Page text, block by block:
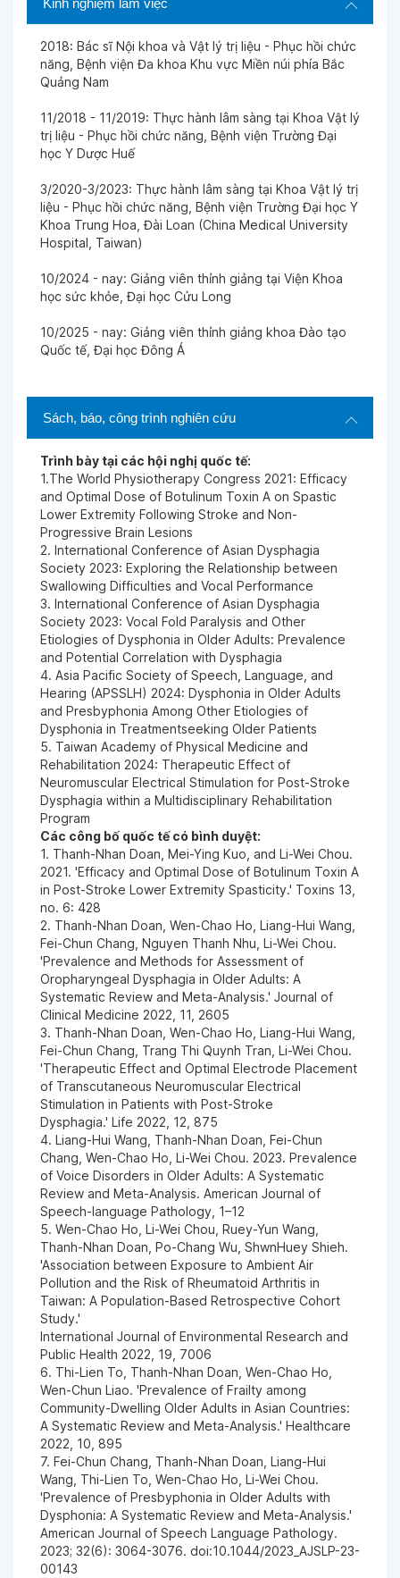
Kinh nghiệm làm việc
2018: Bác sĩ Nội khoa và Vật lý trị liệu - Phục hồi chức
năng, Bệnh viện Đa khoa Khu vực Miền núi phía Bắc
Quảng Nam
11/2018 - 11/2019: Thực hành lâm sàng tại Khoa Vật lý
trị liệu - Phục hồi chức năng, Bệnh viện Trường Đại
học Y Dược Huế
3/2020-3/2023: Thực hành lâm sàng tại Khoa Vật lý trị
liệu - Phục hồi chức năng, Bệnh viện Trường Đại học Y
Khoa Trung Hoa, Đài Loan (China Medical University
Hospital, Taiwan)
10/2024 - nay: Giảng viên thỉnh giảng tại Viện Khoa
học sức khỏe, Đại học Cửu Long
10/2025 - nay: Giảng viên thỉnh giảng khoa Đào tạo
Quốc tế, Đại học Đông Á
Sách, báo, công trình nghiên cứu
Trình bày tại các hội nghị quốc tế:
1.The World Physiotherapy Congress 2021: Efficacy
and Optimal Dose of Botulinum Toxin A on Spastic
Lower Extremity Following Stroke and Non-
Progressive Brain Lesions
2. International Conference of Asian Dysphagia
Society 2023: Exploring the Relationship between
Swallowing Difficulties and Vocal Performance
3. International Conference of Asian Dysphagia
Society 2023: Vocal Fold Paralysis and Other
Etiologies of Dysphonia in Older Adults: Prevalence
and Potential Correlation with Dysphagia
4. Asia Pacific Society of Speech, Language, and
Hearing (APSSLH) 2024: Dysphonia in Older Adults
and Presbyphonia Among Other Etiologies of
Dysphonia in Treatmentseeking Older Patients
5. Taiwan Academy of Physical Medicine and
Rehabilitation 2024: Therapeutic Effect of
Neuromuscular Electrical Stimulation for Post-Stroke
Dysphagia within a Multidisciplinary Rehabilitation
Program
Các công bố quốc tế có bình duyệt:
1. Thanh-Nhan Doan, Mei-Ying Kuo, and Li-Wei Chou.
2021. 'Efficacy and Optimal Dose of Botulinum Toxin A
in Post-Stroke Lower Extremity Spasticity.' Toxins 13,
no. 6: 428
2. Thanh-Nhan Doan, Wen-Chao Ho, Liang-Hui Wang,
Fei-Chun Chang, Nguyen Thanh Nhu, Li-Wei Chou.
'Prevalence and Methods for Assessment of
Oropharyngeal Dysphagia in Older Adults: A
Systematic Review and Meta-Analysis.' Journal of
Clinical Medicine 2022, 11, 2605
3. Thanh-Nhan Doan, Wen-Chao Ho, Liang-Hui Wang,
Fei-Chun Chang, Trang Thi Quynh Tran, Li-Wei Chou.
'Therapeutic Effect and Optimal Electrode Placement
of Transcutaneous Neuromuscular Electrical
Stimulation in Patients with Post-Stroke
Dysphagia.' Life 2022, 12, 875
4. Liang-Hui Wang, Thanh-Nhan Doan, Fei-Chun
Chang, Wen-Chao Ho, Li-Wei Chou. 2023. Prevalence
of Voice Disorders in Older Adults: A Systematic
Review and Meta-Analysis. American Journal of
Speech-language Pathology, 1–12
5. Wen-Chao Ho, Li-Wei Chou, Ruey-Yun Wang,
Thanh-Nhan Doan, Po-Chang Wu, ShwnHuey Shieh.
'Association between Exposure to Ambient Air
Pollution and the Risk of Rheumatoid Arthritis in
Taiwan: A Population-Based Retrospective Cohort
Study.'
International Journal of Environmental Research and
Public Health 2022, 19, 7006
6. Thi-Lien To, Thanh-Nhan Doan, Wen-Chao Ho,
Wen-Chun Liao. 'Prevalence of Frailty among
Community-Dwelling Older Adults in Asian Countries:
A Systematic Review and Meta-Analysis.' Healthcare
2022, 10, 895
7. Fei-Chun Chang, Thanh-Nhan Doan, Liang-Hui
Wang, Thi-Lien To, Wen-Chao Ho, Li-Wei Chou.
'Prevalence of Presbyphonia in Older Adults with
Dysphonia: A Systematic Review and Meta-Analysis.'
American Journal of Speech Language Pathology.
2023; 32(6): 3064-3076. doi:10.1044/2023_AJSLP-23-
00143